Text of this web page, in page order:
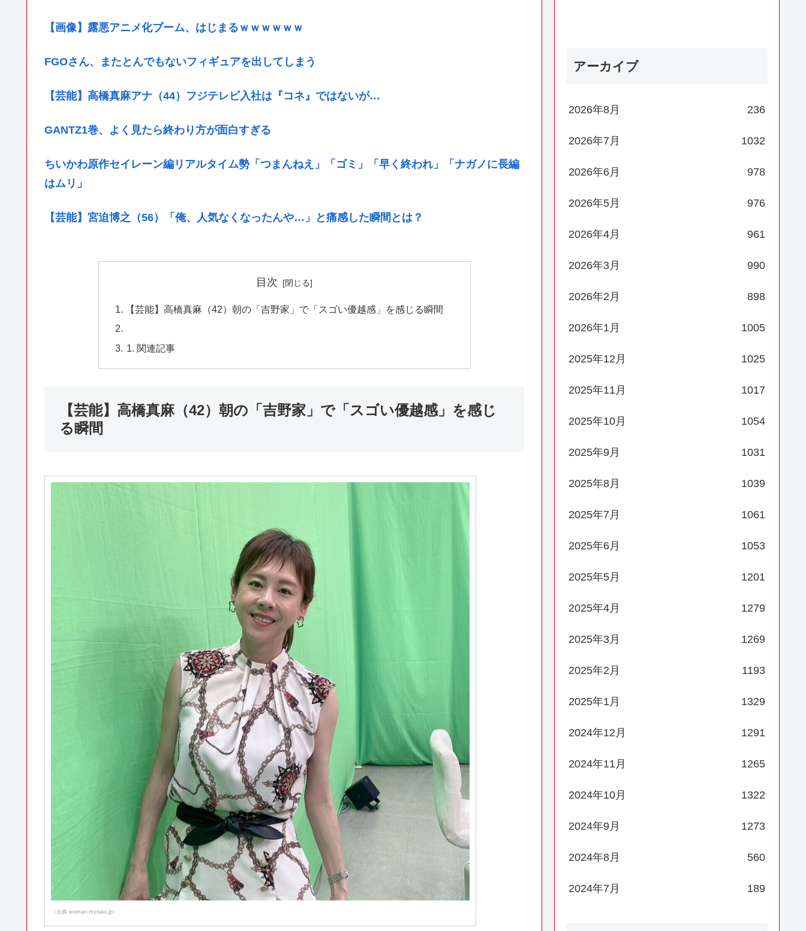
【画像】露悪アニメ化ブーム、はじまるｗｗｗｗｗｗ
FGOさん、またとんでもないフィギュアを出してしまう
【芸能】高橋真麻アナ（44）フジテレビ入社は『コネ』ではないが…
GANTZ1巻、よく見たら終わり方が面白すぎる
ちいかわ原作セイレーン編リアルタイム勢「つまんねえ」「ゴミ」「早く終われ」「ナガノに長編
はムリ」
【芸能】宮迫博之（56）「俺、人気なくなったんや…」と痛感した瞬間とは？
目次
【芸能】高橋真麻（42）朝の「吉野家」で「スゴい優越感」を感じる瞬間
関連記事
【芸能】高橋真麻（42）朝の「吉野家」で「スゴい優越感」を感じ
る瞬間
（出典 woman.mynavi.jp）
アーカイブ
2026年8月 236
2026年7月 1032
2026年6月 978
2026年5月 976
2026年4月 961
2026年3月 990
2026年2月 898
2026年1月 1005
2025年12月 1025
2025年11月 1017
2025年10月 1054
2025年9月 1031
2025年8月 1039
2025年7月 1061
2025年6月 1053
2025年5月 1201
2025年4月 1279
2025年3月 1269
2025年2月 1193
2025年1月 1329
2024年12月 1291
2024年11月 1265
2024年10月 1322
2024年9月 1273
2024年8月 560
2024年7月 189